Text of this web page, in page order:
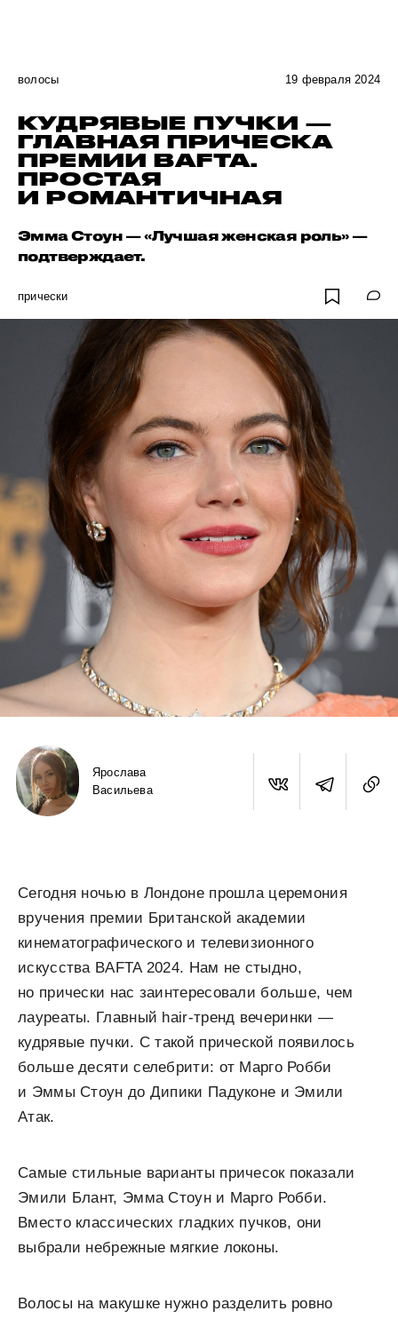
волосы 19 февраля 2024
КУДРЯВЫЕ ПУЧКИ —
ГЛАВНАЯ ПРИЧЕСКА
ПРЕМИИ BAFTA.
ПРОСТАЯ
И РОМАНТИЧНАЯ
Эмма Стоун — «Лучшая женская роль» —
подтверждает.
прически
Ярослава
Васильева
Сегодня ночью в Лондоне прошла церемония
вручения премии Британской академии
кинематографического и телевизионного
искусства BAFTA 2024. Нам не стыдно,
но прически нас заинтересовали больше, чем
лауреаты. Главный hair-тренд вечеринки —
кудрявые пучки. С такой прической появилось
больше десяти селебрити: от Марго Робби
и Эммы Стоун до Дипики Падуконе и Эмили
Атак.
Самые стильные варианты причесок показали
Эмили Блант, Эмма Стоун и Марго Робби.
Вместо классических гладких пучков, они
выбрали небрежные мягкие локоны.
Волосы на макушке нужно разделить ровно